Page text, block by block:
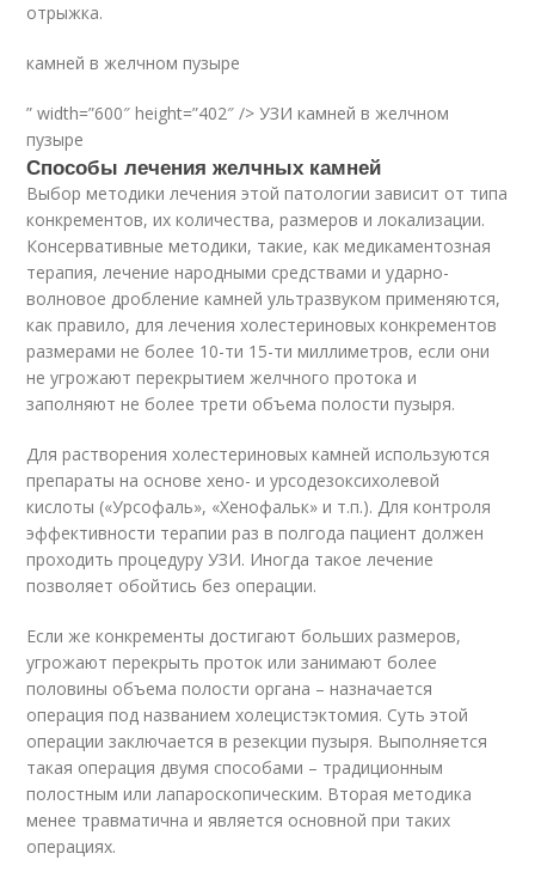
отрыжка.
камней в желчном пузыре
” width=”600″ height=”402″ /> УЗИ камней в желчном
пузыре
Способы лечения желчных камней
Выбор методики лечения этой патологии зависит от типа
конкрементов, их количества, размеров и локализации.
Консервативные методики, такие, как медикаментозная
терапия, лечение народными средствами и ударно-
волновое дробление камней ультразвуком применяются,
как правило, для лечения холестериновых конкрементов
размерами не более 10-ти 15-ти миллиметров, если они
не угрожают перекрытием желчного протока и
заполняют не более трети объема полости пузыря.
Для растворения холестериновых камней используются
препараты на основе хено- и урсодезоксихолевой
кислоты («Урсофаль», «Хенофальк» и т.п.). Для контроля
эффективности терапии раз в полгода пациент должен
проходить процедуру УЗИ. Иногда такое лечение
позволяет обойтись без операции.
Если же конкременты достигают больших размеров,
угрожают перекрыть проток или занимают более
половины объема полости органа – назначается
операция под названием холецистэктомия. Суть этой
операции заключается в резекции пузыря. Выполняется
такая операция двумя способами – традиционным
полостным или лапароскопическим. Вторая методика
менее травматична и является основной при таких
операциях.